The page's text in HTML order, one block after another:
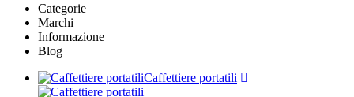
Categorie
Marchi
Informazione
Blog
Caffettiere portatili